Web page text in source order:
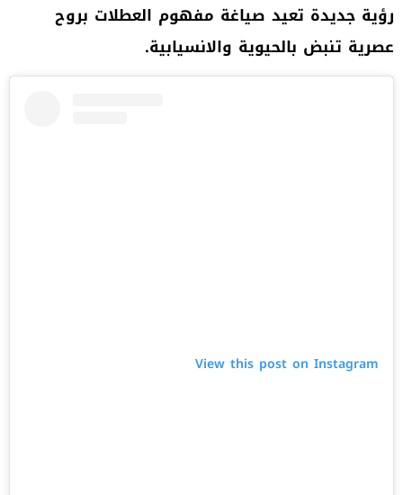
رؤية جديدة تعيد صياغة مفهوم العطلات بروح
عصرية تنبض بالحيوية والانسيابية.
View this post on Instagram